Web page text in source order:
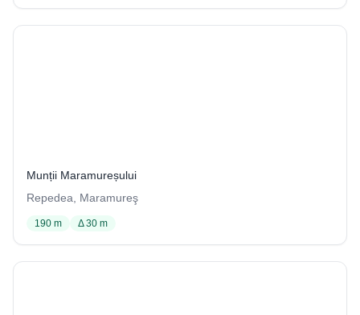
Munții Maramureșului
Repedea, Maramureş
190 m Δ 30 m